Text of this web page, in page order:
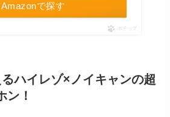
Amazonで探す
ポチップ
ハイレゾ×ノイキャンの超
ン！